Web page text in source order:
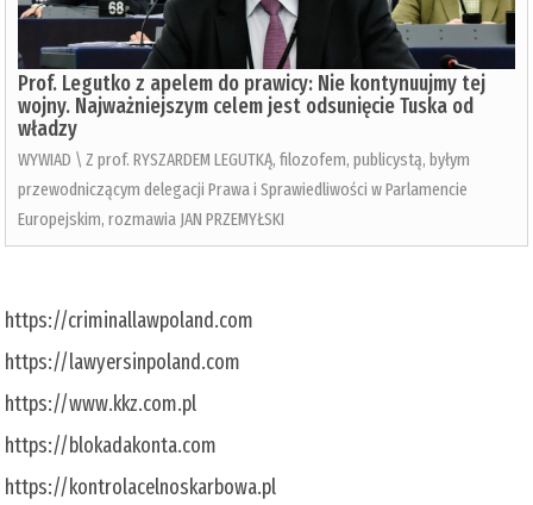
Prof. Legutko z apelem do prawicy: Nie kontynuujmy tej
wojny. Najważniejszym celem jest odsunięcie Tuska od
władzy
WYWIAD \ Z prof. RYSZARDEM LEGUTKĄ, filozofem, publicystą, byłym
przewodniczącym delegacji Prawa i Sprawiedliwości w Parlamencie
Europejskim, rozmawia JAN PRZEMYŁSKI
https://criminallawpoland.com
https://lawyersinpoland.com
https://www.kkz.com.pl
https://blokadakonta.com
https://kontrolacelnoskarbowa.pl